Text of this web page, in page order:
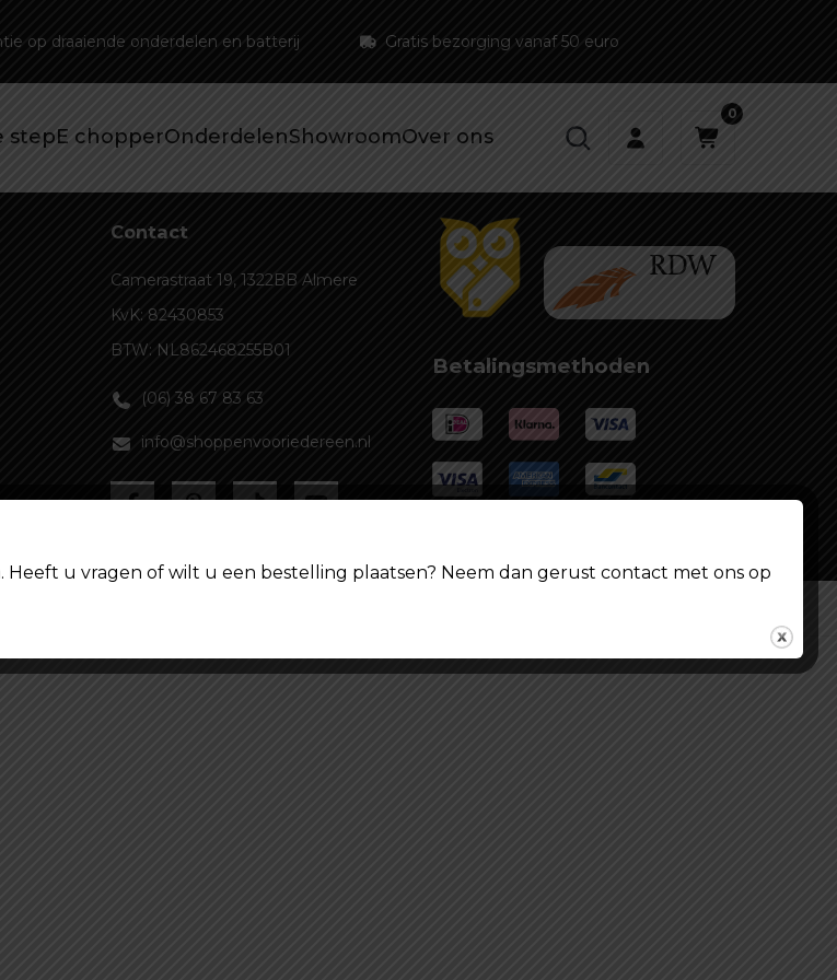
Gratis bezorging vanaf 50 euro
op draaiende onderdelen en batterij
stepE chopperOnderdelenShowroomOver ons
0
Contact
Camerastraat 19, 1322BB Almere
KvK: 82430853
BTW: NL862468255B01
(06) 38 67 83 63
info@shoppenvooriedereen.nl
Betalingsmethoden
u vragen of wilt u een bestelling plaatsen? Neem dan gerust contact met ons op